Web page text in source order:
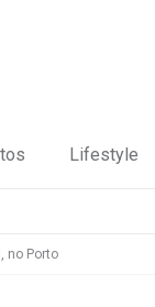
Lifestyle
no Porto